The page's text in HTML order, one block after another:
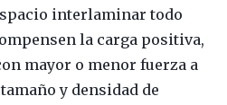
interlaminar todo
la carga positiva,
mayor o menor fuerza a
y densidad de